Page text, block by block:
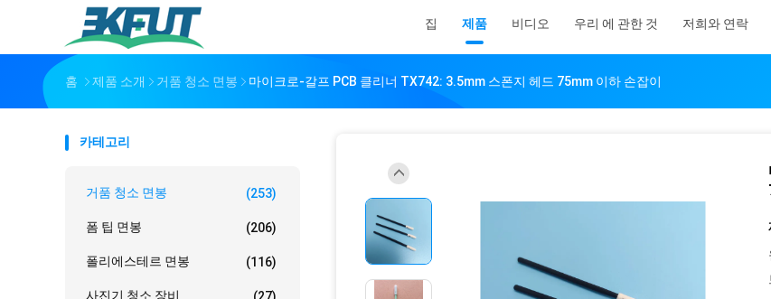
집 제품 비디오 우리 에 관한 것 저희와 연락
홈 제품 소개 거품 청소 면봉 마이크로-갈프 PCB 클리너 TX742: 3.5mm 스폰지 헤드 75mm 이하 손잡이
카테고리
거품 청소 면봉 (253)
폼 팁 면봉 (206)
폴리에스테르 면봉 (116)
사진기 청소 장비